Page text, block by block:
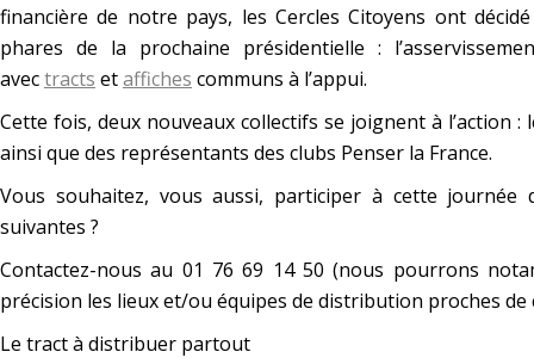
financière de notre pays, les Cercles Citoyens ont
phares de la prochaine présidentielle :
avectracts etaffiches communs à l’appui.
Cette fois, deux nouveaux collectifs se joignent à l’action :
ainsi que des représentants des clubs Penser la France.
Vous souhaitez, vous aussi, participer à cette journée
suivantes ?
Contactez-nous au 01 76 69 14 50 (nous pourrons
précision les lieux et/ou équipes de distribution proches de
Le tract à distribuer partout